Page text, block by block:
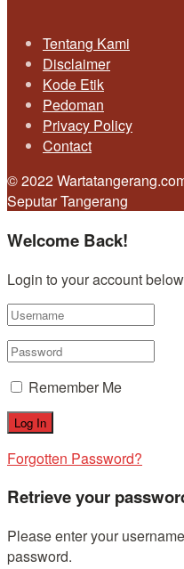
Tentang Kami
Disclaimer
Kode Etik
Pedoman
Privacy Policy
Contact
© 2022
Seputar Tangerang
Welcome Back!
Login to your account below
Remember Me
Forgotten Password?
Retrieve your
Please enter your
password.